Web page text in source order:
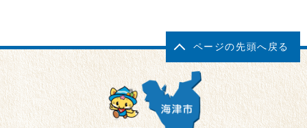
ページの先頭へ戻る